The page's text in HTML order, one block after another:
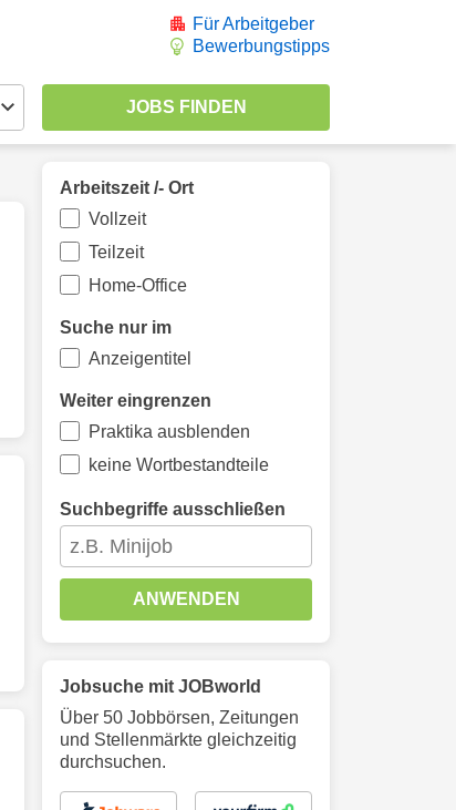
Für Arbeitgeber
Bewerbungstipps
Arbeitszeit /- Ort
Vollzeit
Teilzeit
Home-Office
Suche nur im
Anzeigentitel
Weiter eingrenzen
Praktika ausblenden
keine Wortbestandteile
Suchbegriffe ausschließen
ANWENDEN
Jobsuche mit JOBworld
Über 50 Jobbörsen, Zeitungen
und Stellenmärkte gleichzeitig
durchsuchen.